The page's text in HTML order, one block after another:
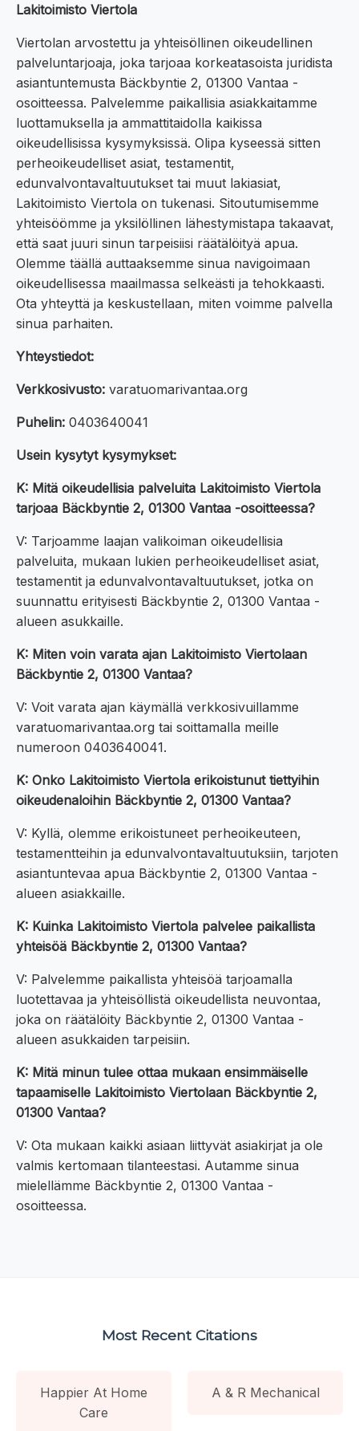
Lakitoimisto Viertola
Viertolan arvostettu ja yhteisöllinen oikeudellinen
palveluntarjoaja, joka tarjoaa korkeatasoista juridista
asiantuntemusta Bäckbyntie 2, 01300 Vantaa -
osoitteessa. Palvelemme paikallisia asiakkaitamme
luottamuksella ja ammattitaidolla kaikissa
oikeudellisissa kysymyksissä. Olipa kyseessä sitten
perheoikeudelliset asiat, testamentit,
edunvalvontavaltuutukset tai muut lakiasiat,
Lakitoimisto Viertola on tukenasi. Sitoutumisemme
yhteisöömme ja yksilöllinen lähestymistapa takaavat,
että saat juuri sinun tarpeisiisi räätälöityä apua.
Olemme täällä auttaaksemme sinua navigoimaan
oikeudellisessa maailmassa selkeästi ja tehokkaasti.
Ota yhteyttä ja keskustellaan, miten voimme palvella
sinua parhaiten.
Yhteystiedot:
Verkkosivusto: varatuomarivantaa.org
Puhelin: 0403640041
Usein kysytyt kysymykset:
K: Mitä oikeudellisia palveluita Lakitoimisto Viertola
tarjoaa Bäckbyntie 2, 01300 Vantaa -osoitteessa?
V: Tarjoamme laajan valikoiman oikeudellisia
palveluita, mukaan lukien perheoikeudelliset asiat,
testamentit ja edunvalvontavaltuutukset, jotka on
suunnattu erityisesti Bäckbyntie 2, 01300 Vantaa -
alueen asukkaille.
K: Miten voin varata ajan Lakitoimisto Viertolaan
Bäckbyntie 2, 01300 Vantaa?
V: Voit varata ajan käymällä verkkosivuillamme
varatuomarivantaa.org tai soittamalla meille
numeroon 0403640041.
K: Onko Lakitoimisto Viertola erikoistunut tiettyihin
oikeudenaloihin Bäckbyntie 2, 01300 Vantaa?
V: Kyllä, olemme erikoistuneet perheoikeuteen,
testamentteihin ja edunvalvontavaltuutuksiin, tarjoten
asiantuntevaa apua Bäckbyntie 2, 01300 Vantaa -
alueen asiakkaille.
K: Kuinka Lakitoimisto Viertola palvelee paikallista
yhteisöä Bäckbyntie 2, 01300 Vantaa?
V: Palvelemme paikallista yhteisöä tarjoamalla
luotettavaa ja yhteisöllistä oikeudellista neuvontaa,
joka on räätälöity Bäckbyntie 2, 01300 Vantaa -
alueen asukkaiden tarpeisiin.
K: Mitä minun tulee ottaa mukaan ensimmäiselle
tapaamiselle Lakitoimisto Viertolaan Bäckbyntie 2,
01300 Vantaa?
V: Ota mukaan kaikki asiaan liittyvät asiakirjat ja ole
valmis kertomaan tilanteestasi. Autamme sinua
mielellämme Bäckbyntie 2, 01300 Vantaa -
osoitteessa.
Most Recent Citations
Happier At Home
Care
A & R Mechanical